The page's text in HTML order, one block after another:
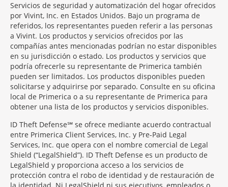
Servicios de seguridad y automatización del hogar ofrecidos
por Vivint, Inc. en Estados Unidos. Bajo un programa de
referidos, los representantes pueden referir a las personas
a Vivint. Los productos y servicios ofrecidos por las
compañías antes mencionadas podrían no estar disponibles
en su jurisdicción o estado. Los productos y servicios que
podría ofrecerle su representante de Primerica también
pueden ser limitados. Los productos disponibles pueden
solicitarse y adquirirse por separado. Consulte en su oficina
local de Primerica o a su representante de Primerica para
obtener una lista de los productos y servicios disponibles.
ID Theft Defense℠ se ofrece mediante acuerdo contractual
entre Primerica Client Services, Inc. y Pre-Paid Legal
Services, Inc. que opera con el nombre comercial de Legal
Shield (“LegalShield”). ID Theft Defense es un producto de
LegalShield y proporciona acceso a los servicios de
protección contra el robo de identidad y de restauración de